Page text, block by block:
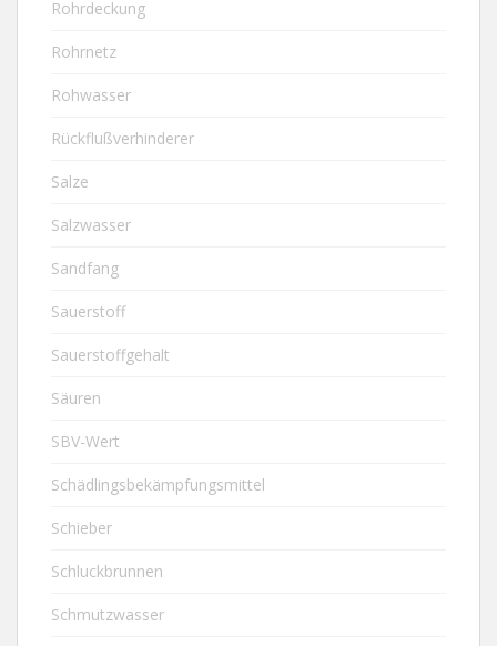
Rohrdeckung
Rohrnetz
Rohwasser
Rückflußverhinderer
Salze
Salzwasser
Sandfang
Sauerstoff
Sauerstoffgehalt
Säuren
SBV-Wert
Schädlingsbekämpfungsmittel
Schieber
Schluckbrunnen
Schmutzwasser